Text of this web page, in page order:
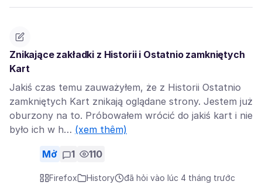
Znikające zakładki z Historii i Ostatnio zamkniętych
Kart
Jakiś czas temu zauważyłem, że z Historii Ostatnio
zamkniętych Kart znikają oglądane strony. Jestem już
oburzony na to. Próbowałem wrócić do jakiś kart i nie
było ich w h… (xem thêm)
Mở 1 110
Firefox History
đã hỏi vào lúc 4 tháng trước